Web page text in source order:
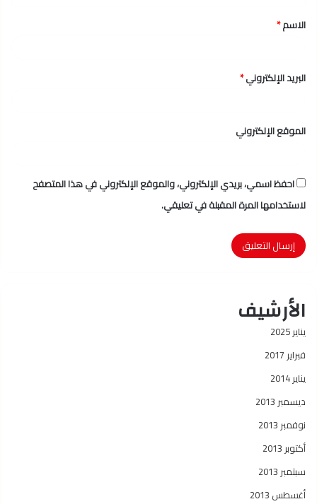
*
الاسم*
البريد الإلكتروني*
الموقع الإلكتروني
احفظ اسمي، بريدي الإلكتروني، والموقع الإلكتروني في هذا المتصفح
لاستخدامها المرة المقبلة في تعليقي.
الأرشيف
يناير 2025
فبراير 2017
يناير 2014
ديسمبر 2013
نوفمبر 2013
أكتوبر 2013
سبتمبر 2013
أغسطس 2013